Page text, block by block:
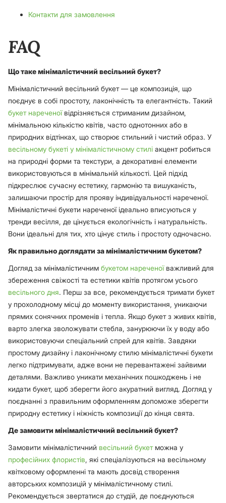
Контакти для замовлення
FAQ
Що таке мінімалістичний весільний букет?
Мінімалістичний весільний букет — це композиція, що
поєднує в собі простоту, лаконічність та елегантність. Такий
букет нареченоївідрізняється стриманим дизайном,
мінімальною кількістю квітів, часто однотонних або в
природних відтінках, що створює стильний і чистий образ. У
весільному букеті у мінімалістичному стилі акцент робиться
на природні форми та текстури, а декоративні елементи
використовуються в мінімальній кількості. Цей підхід
підкреслює сучасну естетику, гармонію та вишуканість,
залишаючи простір для прояву індивідуальності нареченої.
Мінімалістичні букети нареченої ідеально вписуються у
тренди весілля, де цінується екологічність і натуральність.
Вони ідеальні для тих, хто цінує стиль і простоту одночасно.
Як правильно доглядати за мінімалістичним букетом?
Догляд за мінімалістичним букетом нареченоїважливий для
збереження свіжості та естетики квітів протягом усього
весільного дня. Перш за все, рекомендується тримати букет
у прохолодному місці до моменту використання, уникаючи
прямих сонячних променів і тепла. Якщо букет з живих квітів,
варто злегка зволожувати стебла, занурюючи їх у воду або
використовуючи спеціальний спрей для квітів. Завдяки
простому дизайну і лаконічному стилю мінімалістичні букети
легко підтримувати, адже вони не перевантажені зайвими
деталями. Важливо уникати механічних пошкоджень і не
кидати букет, щоб зберегти його акуратний вигляд. Догляд у
поєднанні з правильним оформленням допоможе зберегти
природну естетику і ніжність композиції до кінця свята.
Де замовити мінімалістичний весільний букет?
Замовити мінімалістичний весільний букетможна у
професійних флористів, які спеціалізуються на весільному
квітковому оформленні та мають досвід створення
авторських композицій у мінімалістичному стилі.
Рекомендується звертатися до студій, де поєднуються